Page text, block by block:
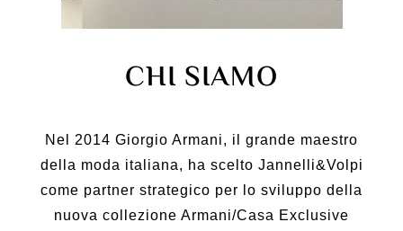
CHI SIAMO
Nel 2014 Giorgio Armani, il grande maestro
della moda italiana, ha scelto Jannelli&Volpi
come partner strategico per lo sviluppo della
nuova collezione Armani/Casa Exclusive